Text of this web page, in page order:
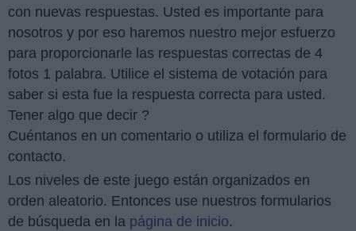
con nuevas respuestas. Usted es importante para
nosotros y por eso haremos nuestro mejor esfuerzo
para proporcionarle las respuestas correctas de 4
fotos 1 palabra. Utilice el sistema de votación para
saber si esta fue la respuesta correcta para usted.
Tener algo que decir ?
Cuéntanos en un comentario o utiliza el formulario de
contacto.
Los niveles de este juego están organizados en
orden aleatorio. Entonces use nuestros formularios
de búsqueda en la página de inicio.